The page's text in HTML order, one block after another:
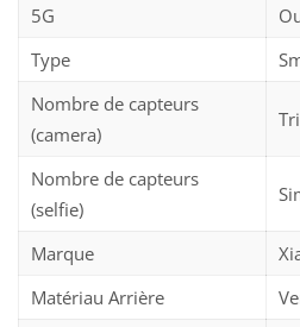
5G
Type
Nombre de capteurs
(camera)
Nombre de capteurs
(selfie)
Marque
Matériau Arrière